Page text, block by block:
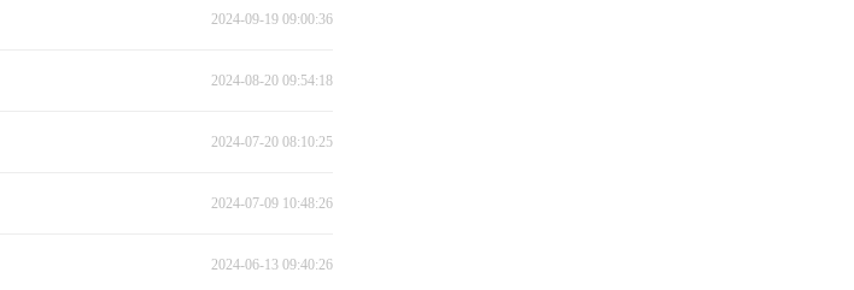
2024-09-19 09:00:36
2024-08-20 09:54:18
2024-07-20 08:10:25
2024-07-09 10:48:26
2024-06-13 09:40:26